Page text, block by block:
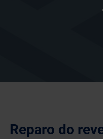
Reparo do rev